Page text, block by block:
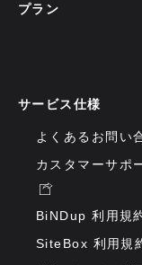
プラン
サービス仕様
よくあるお問い
カスタマーサポ
BiNDup 利用規
SiteBox 利用規